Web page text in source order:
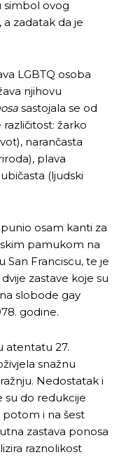
simbol ovog
a zadatak da je
LGBTQ osoba
njihovu
sastojala se od
žarko
narančasta
plava
(ljudski
osam kanti za
pamukom na
San Franciscu, te je
zastave koje su
slobode gay
godine.
atentatu 27.
snažnu
Nedostatak i
su do redukcije
potom i na šest
zastava ponosa
raznolikost